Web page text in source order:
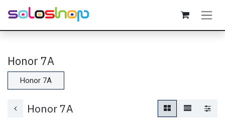
Passa al contenuto
Honor 7A
Honor 7A
Honor 7A